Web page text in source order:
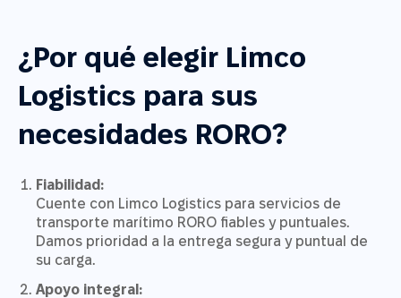
¿Por qué elegir Limco
Logistics para sus
necesidades RORO?
Fiabilidad:
Cuente con Limco Logistics para servicios de
transporte marítimo RORO fiables y puntuales.
Damos prioridad a la entrega segura y puntual de
su carga.
Apoyo integral: